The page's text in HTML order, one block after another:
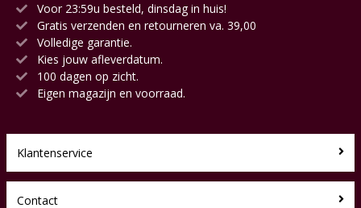
Voor 23:59u besteld, dinsdag in huis!
Gratis verzenden en retourneren va. 39,00
Volledige garantie.
Kies jouw afleverdatum.
100 dagen op zicht.
Eigen magazijn en voorraad.
Klantenservice
Contact